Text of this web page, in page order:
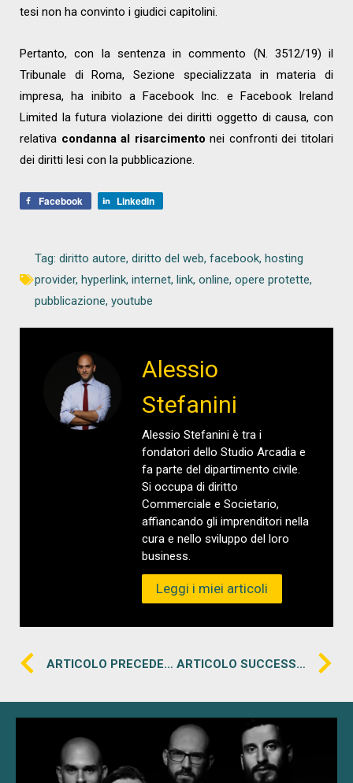
tesi non ha convinto i giudici capitolini.
Pertanto, con la sentenza in commento (N. 3512/19) il
Tribunale di Roma, Sezione specializzata in materia di
impresa, ha inibito a Facebook Inc. e Facebook Ireland
Limited la futura violazione dei diritti oggetto di causa, con
relativa condanna al risarcimento nei confronti dei titolari
dei diritti lesi con la pubblicazione.
Facebook LinkedIn
Tag: diritto autore, diritto del web, facebook, hosting
provider, hyperlink, internet, link, online, opere protette,
pubblicazione, youtube
Alessio
Stefanini
Alessio Stefanini è tra i
fondatori dello Studio Arcadia e
fa parte del dipartimento civile.
Si occupa di diritto
Commerciale e Societario,
affiancando gli imprenditori nella
cura e nello sviluppo del loro
business.
Leggi i miei articoli
ARTICOLO PRECEDENTE ARTICOLO SUCCESSIVO